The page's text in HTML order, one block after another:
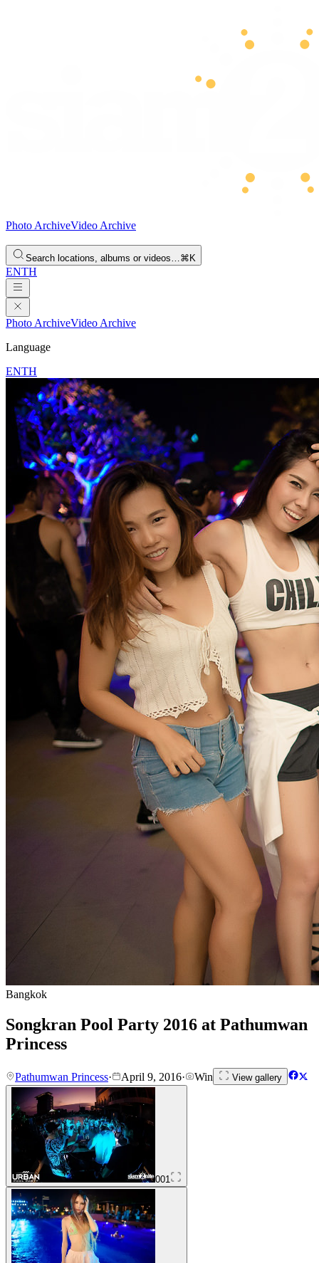
Photo ArchiveVideo Archive
Search locations, albums or videos…⌘K
ENTH
Photo ArchiveVideo Archive
Language
ENTH
Bangkok
Songkran Pool Party 2016 at Pathumwan
Princess
Pathumwan Princess· April 9, 2016· Win View gallery
001